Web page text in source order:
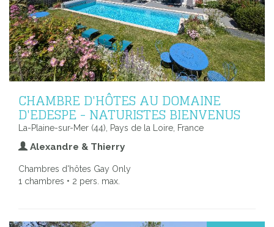
CHAMBRE D'HÔTES AU DOMAINE
D'EDESPE - NATURISTES BIENVENUS
La-Plaine-sur-Mer (44), Pays de la Loire, France
Alexandre & Thierry
Chambres d'hôtes Gay Only
1 chambres • 2 pers. max.